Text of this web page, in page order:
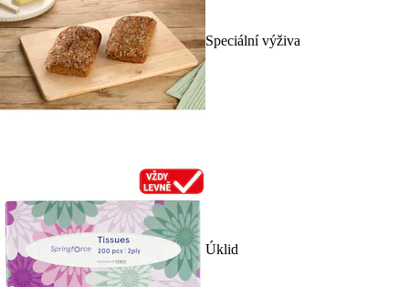
Speciální výživa
Úklid